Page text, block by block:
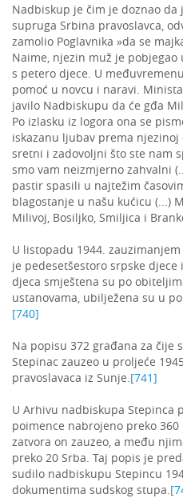
Nadbiskup je čim je doznao da
supruga Srbina pravoslavca,
zamolio Poglavnika »da se
Naime, njezin muž je pobjegao
s petero djece. U
pomoć u novcu i naravi.
javilo Nadbiskupu da će gđa
Po izlasku iz logora ona se
iskazanu ljubav prema
sretni i zadovoljni što ste nam
smo vam neizmjerno zahvalni
pastir spasili u najtežim
blagostanje u našu kućicu (...)
Milivoj, Bosiljko, Smiljica i
U listopadu 1944.
je pedesetšestoro srpske djece
djeca smještena su po
ustanovama, ubilježena su u
[740]
Na popisu 372 građana za čije
Stepinac zauzeo u proljeće
pravoslavaca iz Sunje. [741]
U Arhivu nadbiskupa Stepinca
poimence nabrojeno preko
zatvora on zauzeo, a među
preko 20 Srba. Taj popis je
sudilo nadbiskupu Stepincu
dokumentima sudskog stupa.